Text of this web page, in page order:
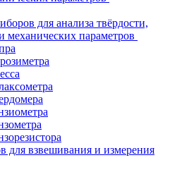
для анализа твёрдости,
механических параметров
для взвешивания и измерения